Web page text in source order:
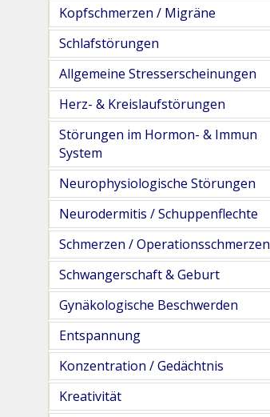
Kopfschmerzen / Migräne
Schlafstörungen
Allgemeine Stresserscheinungen
Herz- & Kreislaufstörungen
Störungen im Hormon- & Immun
System
Neurophysiologische Störungen
Neurodermitis / Schuppenflechte
Schmerzen / Operationsschmerzen
Schwangerschaft & Geburt
Gynäkologische Beschwerden
Entspannung
Konzentration / Gedächtnis
Kreativität